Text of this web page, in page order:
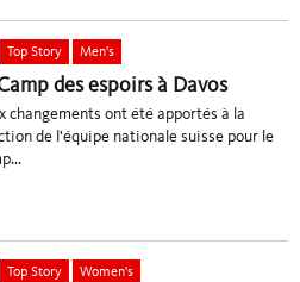
Top Story Men's
des espoirs à Davos
changements ont été apportés à la
de l'équipe nationale suisse pour le
Top Story Women's